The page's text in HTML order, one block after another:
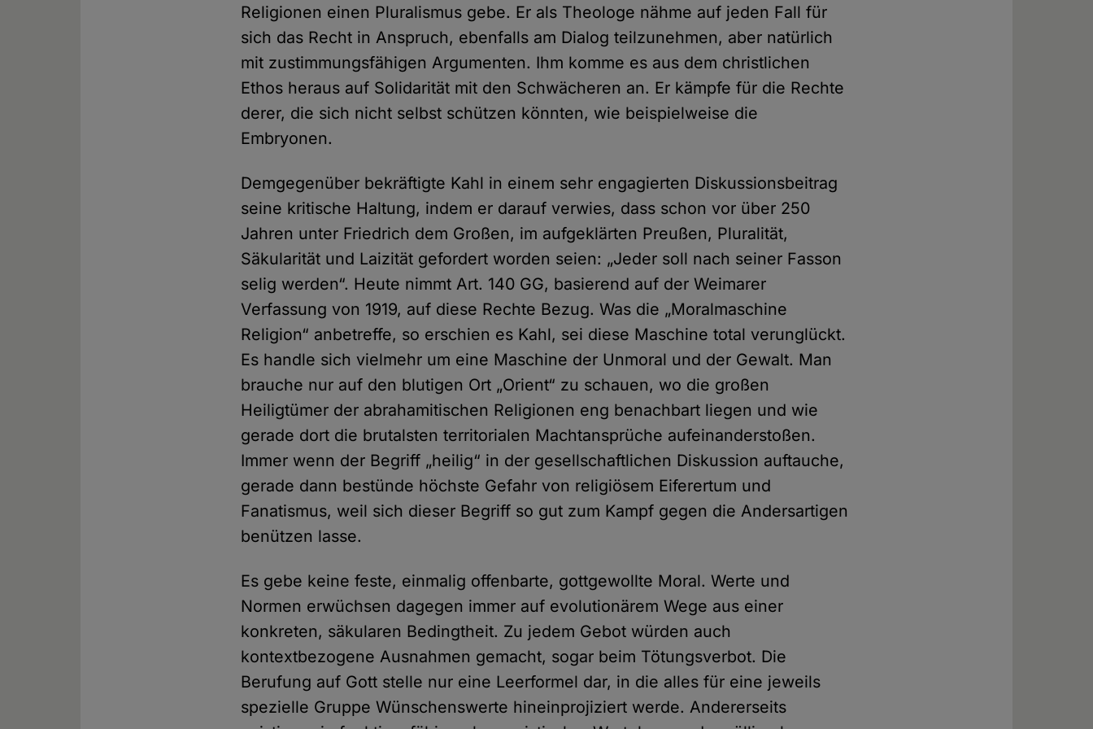
Religionen einen Pluralismus gebe. Er als Theologe nähme auf jeden Fall für
sich das Recht in Anspruch, ebenfalls am Dialog teilzunehmen, aber natürlich
mit zustimmungsfähigen Argumenten. Ihm komme es aus dem christlichen
Ethos heraus auf Solidarität mit den Schwächeren an. Er kämpfe für die Rechte
derer, die sich nicht selbst schützen könnten, wie beispielweise die
Embryonen.
Demgegenüber bekräftigte Kahl in einem sehr engagierten Diskussionsbeitrag
seine kritische Haltung, indem er darauf verwies, dass schon vor über 250
Jahren unter Friedrich dem Großen, im aufgeklärten Preußen, Pluralität,
Säkularität und Laizität gefordert worden seien: „Jeder soll nach seiner Fasson
selig werden“. Heute nimmt Art. 140 GG, basierend auf der Weimarer
Verfassung von 1919, auf diese Rechte Bezug. Was die „Moralmaschine
Religion“ anbetreffe, so erschien es Kahl, sei diese Maschine total verunglückt.
Es handle sich vielmehr um eine Maschine der Unmoral und der Gewalt. Man
brauche nur auf den blutigen Ort „Orient“ zu schauen, wo die großen
Heiligtümer der abrahamitischen Religionen eng benachbart liegen und wie
gerade dort die brutalsten territorialen Machtansprüche aufeinanderstoßen.
Immer wenn der Begriff „heilig“ in der gesellschaftlichen Diskussion auftauche,
gerade dann bestünde höchste Gefahr von religiösem Eiferertum und
Fanatismus, weil sich dieser Begriff so gut zum Kampf gegen die Andersartigen
benützen lasse.
Es gebe keine feste, einmalig offenbarte, gottgewollte Moral. Werte und
Normen erwüchsen dagegen immer auf evolutionärem Wege aus einer
konkreten, säkularen Bedingtheit. Zu jedem Gebot würden auch
kontextbezogene Ausnahmen gemacht, sogar beim Tötungsverbot. Die
Berufung auf Gott stelle nur eine Leerformel dar, in die alles für eine jeweils
spezielle Gruppe Wünschenswerte hineinprojiziert werde. Andererseits